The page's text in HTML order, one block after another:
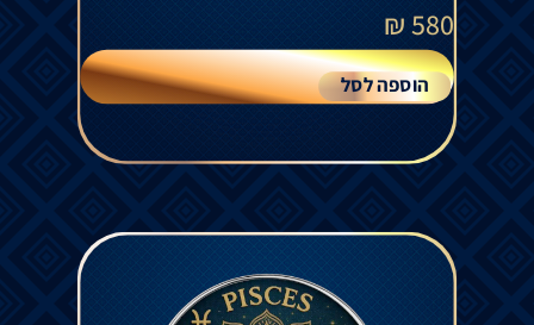
580
₪
הוספה לסל